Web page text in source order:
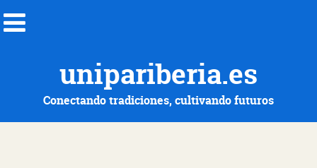
unipariberia.es
Conectando tradiciones, cultivando futuros